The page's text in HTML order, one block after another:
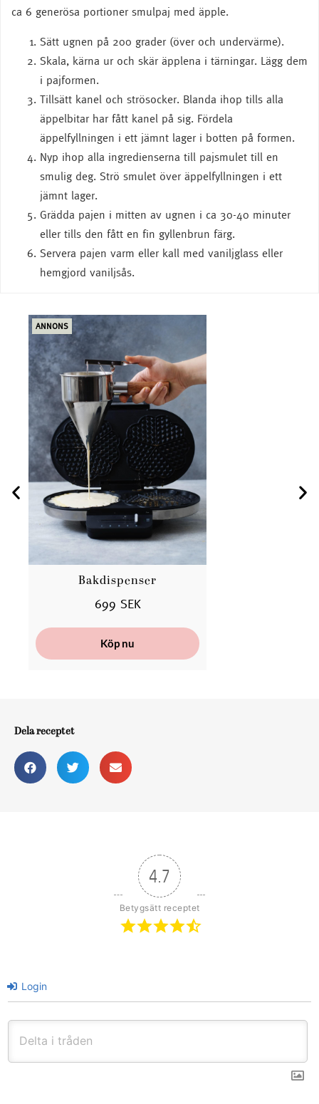
ca 6 generösa portioner smulpaj med äpple.
Sätt ugnen på 200 grader (över och undervärme).
Skala, kärna ur och skär äpplena i tärningar. Lägg dem
i pajformen.
Tillsätt kanel och strösocker. Blanda ihop tills alla
äppelbitar har fått kanel på sig. Fördela
äppelfyllningen i ett jämnt lager i botten på formen.
Nyp ihop alla ingredienserna till pajsmulet till en
smulig deg. Strö smulet över äppelfyllningen i ett
jämnt lager.
Grädda pajen i mitten av ugnen i ca 30-40 minuter
eller tills den fått en fin gyllenbrun färg.
Servera pajen varm eller kall med vaniljglass eller
hemgjord vaniljsås.
ANNONS
Bakdispenser
699 SEK
Köp nu
Dela receptet
4.7
Betygsätt receptet
Login